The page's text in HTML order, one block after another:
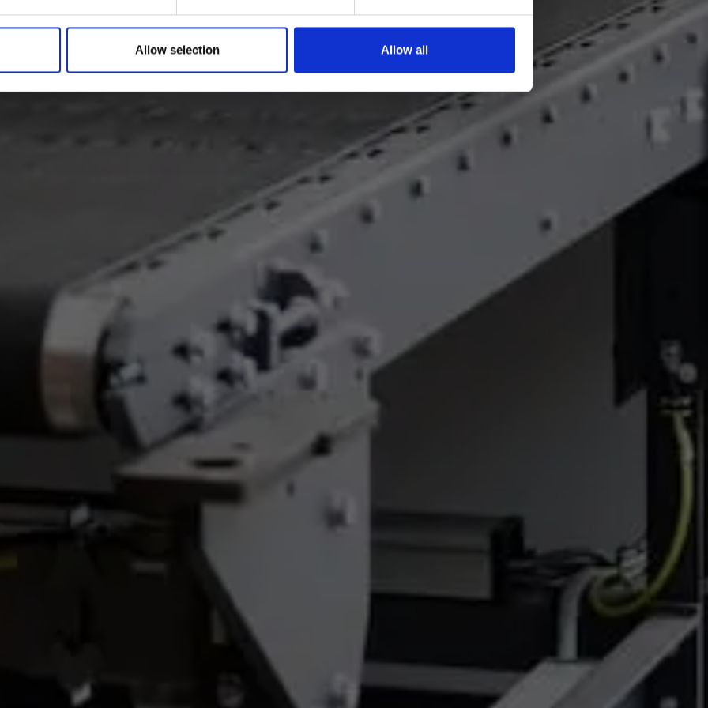
Allow selection Allow all